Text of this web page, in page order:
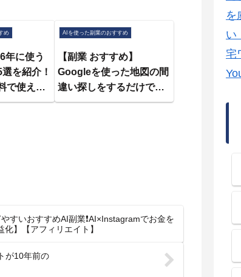
め
年に使う
を紹介！
で使える
？
AIを使った副業のおすすめ
【副業 おすすめ】
Googleを使った地図の間
違い探しをするだけで月
40万ってガチ？【在宅ワ
やすいおすすめAI副業❗️AI×Instagramでお金を
】【アフィリエイト】
が10年前の
を
い
宅